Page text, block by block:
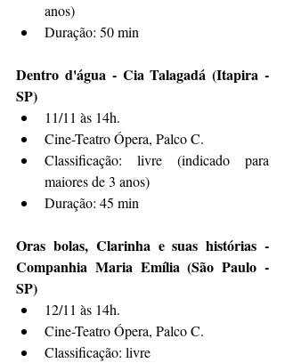
anos)
Duração: 50 min
Dentro d'água - Cia Talagadá (Itapira -
SP)
11/11 às 14h.
Cine-Teatro Ópera, Palco C.
Classificação: livre (indicado para
maiores de 3 anos)
Duração: 45 min
Oras bolas, Clarinha e suas histórias -
Companhia Maria Emília (São Paulo -
SP)
12/11 às 14h.
Cine-Teatro Ópera, Palco C.
Classificação: livre